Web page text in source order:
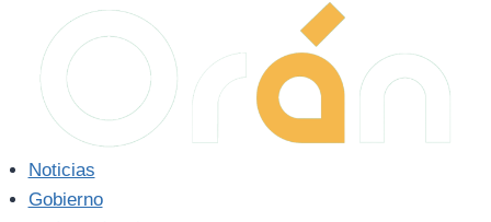
contenido
Noticias
Gobierno